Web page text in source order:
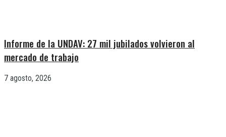
Informe de la UNDAV: 27 mil jubilados volvieron al
mercado de trabajo
7 agosto, 2026